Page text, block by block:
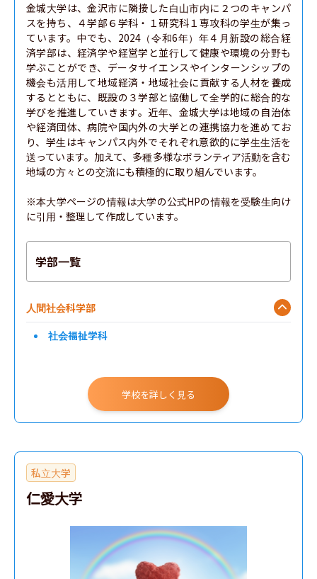
金城大学は、金沢市に隣接した白山市内に２つのキャンパ
スを持ち、４学部６学科・１研究科１専攻科の学生が集っ
ています。中でも、2024（令和6年）年４月新設の総合経
済学部は、経済学や経営学と並行して健康や環境の分野も
学ぶことができ、データサイエンスやインターンシップの
機会も活用して地域経済・地域社会に貢献する人材を養成
するとともに、既設の３学部と協働して全学的に総合的な
学びを推進していきます。近年、金城大学は地域の自治体
や経済団体、病院や国内外の大学との連携協力を進めてお
り、学生はキャンパス内外でそれぞれ意欲的に学生生活を
送っています。加えて、多種多様なボランティア活動を含む
地域の方々との交流にも積極的に取り組んでいます。
※本大学ページの情報は大学の公式HPの情報を受験生向け
に引用・整理して作成しています。
学部一覧
人間社会科学部
社会福祉学科
学校を詳しく見る
私立大学
仁愛大学